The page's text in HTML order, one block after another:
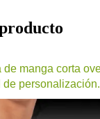
manga corta
personalización.